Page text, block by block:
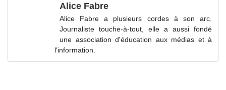
Alice Fabre
Alice Fabre a plusieurs cordes à son arc.
Journaliste touche-à-tout, elle a aussi fondé
une association d'éducation aux médias et à
l'information.